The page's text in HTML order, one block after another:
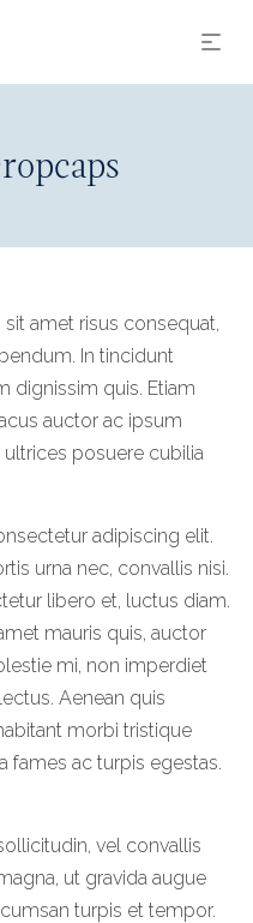
amet risus consequat,
In tincidunt
dignissim quis. Etiam
auctor ac ipsum
posuere cubilia
adipiscing elit.
urna nec, convallis nisi.
libero et, luctus diam.
mauris quis, auctor
mi, non imperdiet
Aenean quis
morbi tristique
fames ac turpis egestas.
vel convallis
ut gravida augue
turpis et tempor.